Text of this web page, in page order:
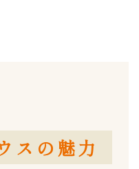
スの魅力